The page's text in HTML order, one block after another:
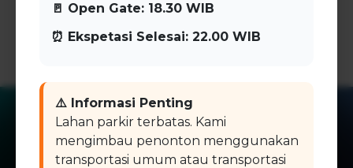
🚪 Open Gate: 18.30 WIB
⏰ Ekspetasi Selesai: 22.00 WIB
⚠️ Informasi Penting
Lahan parkir terbatas. Kami
mengimbau penonton menggunakan
transportasi umum atau transportasi